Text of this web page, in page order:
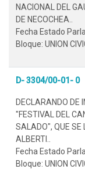
NACIONAL DEL
DE NECOCHEA..
Fecha Estado
Bloque: UNION
D- 3304/00-01- 0
DECLARANDO DE
"FESTIVAL DEL
SALADO", QUE SE
ALBERTI..
Fecha Estado
Bloque: UNION